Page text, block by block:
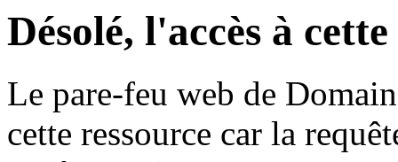
Désolé, l'accès à
Le pare-feu web de
cette ressource car la